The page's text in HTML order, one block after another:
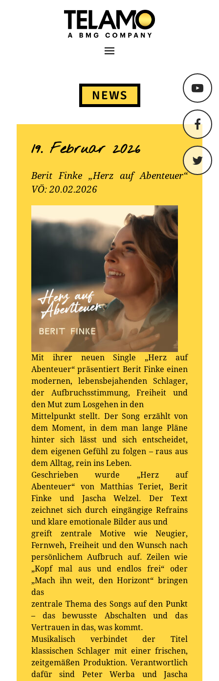
TELAMO
Primäres Menü
NEWS
19. Februar 2026
Berit Finke „Herz auf Abenteuer“
VÖ: 20.02.2026
Mit ihrer neuen Single „Herz auf
Abenteuer“ präsentiert Berit Finke einen
modernen, lebensbejahenden Schlager,
der Aufbruchsstimmung, Freiheit und
den Mut zum Losgehen in den
Mittelpunkt stellt. Der Song erzählt von
dem Moment, in dem man lange Pläne
hinter sich lässt und sich entscheidet,
dem eigenen Gefühl zu folgen – raus aus
dem Alltag, rein ins Leben.
Geschrieben wurde „Herz auf
Abenteuer“ von Matthias Teriet, Berit
Finke und Jascha Welzel. Der Text
zeichnet sich durch eingängige Refrains
und klare emotionale Bilder aus und
greift zentrale Motive wie Neugier,
Fernweh, Freiheit und den Wunsch nach
persönlichem Aufbruch auf. Zeilen wie
„Kopf mal aus und endlos frei“ oder
„Mach ihn weit, den Horizont“ bringen
das
zentrale Thema des Songs auf den Punkt
– das bewusste Abschalten und das
Vertrauen in das, was kommt.
Musikalisch verbindet der Titel
klassischen Schlager mit einer frischen,
zeitgemäßen Produktion. Verantwortlich
dafür sind Peter Werba und Jascha